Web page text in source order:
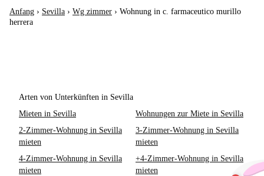
Anfang › Sevilla › Wg zimmer › Wohnung in c. farmaceutico murillo
herrera
Arten von Unterkünften in Sevilla
Mieten in Sevilla
Wohnungen zur Miete in Sevilla
2-Zimmer-Wohnung in Sevilla
mieten
3-Zimmer-Wohnung in Sevilla
mieten
4-Zimmer-Wohnung in Sevilla
mieten
+4-Zimmer-Wohnung in Sevilla
mieten